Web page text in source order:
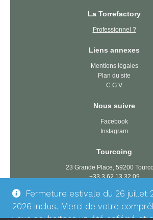
Fermeture estivale du 26 juillet
2026 inclus. Merci de votre
La Torrefactory
Professionnel ?
Liens annexes
Mentions légales
Plan du site
C.G.V
Nous suivre
Facebook
Instagram
Tourcoing
23 Grande Place, 59200
+33 3 62 13 32 09
Dunkerque